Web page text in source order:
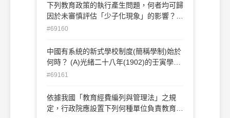
下列教育政策的執行產生問題，何者均可歸
因於未審慎評估「少子化現象」的影響？
(A)廣設高中及大學、開放多元師資培育(B)
國教九年一貫課程、高中職社區化(D)廣設
高中及大學、大學多元入學
#69160
中國有系統的新式學校制度(簡稱學制)始於
何時？ (A)光緒二十八年(1902)的壬寅學制
(B)光緒二十九年(1903)的癸卯學制 (C)民
(1922)的壬戌學制
#69161
依據我國「教育經費編列與管理法」之規
定，行政院應設置下列何種單位負責教育經